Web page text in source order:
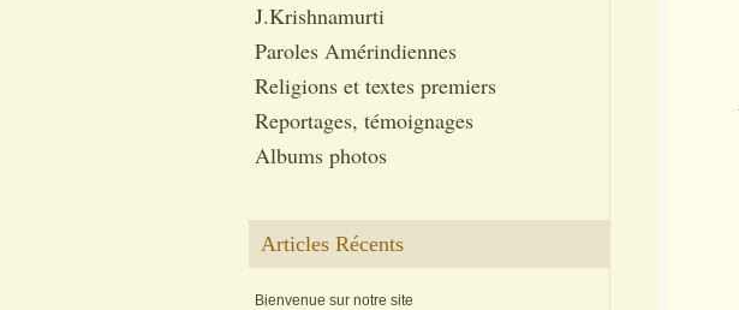
J.Krishnamurti
Paroles Amérindiennes
Religions et textes premiers
Reportages, témoignages
Albums photos
Articles Récents
Bienvenue sur notre site